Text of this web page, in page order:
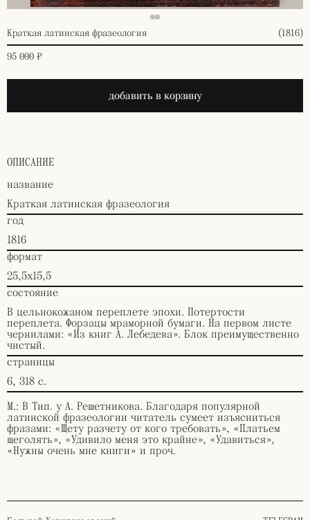
Краткая латинская фразеология
(1816)
95 000 ₽
добавить в корзину
ОПИСАНИЕ
название
Краткая латинская фразеология
год
1816
формат
25,5х15,5
состояние
В цельнокожаном переплете эпохи. Потертости
переплета. Форзацы мраморной бумаги. На первом листе
чернилами: «Из книг А. Лебедева». Блок преимущественно
чистый.
страницы
6, 318 с.
М.: В Тип. у А. Решетникова. Благодаря популярной
латинской фразеологии читатель сумеет изъясниться
фразами: «Щету разчету от кого требовать», «Платьем
щеголять», «Удивило меня это крайне», «Удавиться»,
«Нужны очень мне книги» и проч.